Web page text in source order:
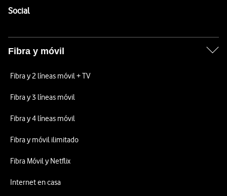
SocialEnlaces a las redes sociales de Vodafone
Fibra y móvil
Fibra y 2 líneas móvil + TV
Fibra y 3 líneas móvil
Fibra y 4 líneas móvil
Fibra y móvil ilimitado
Fibra Móvil y Netflix
Internet en casa